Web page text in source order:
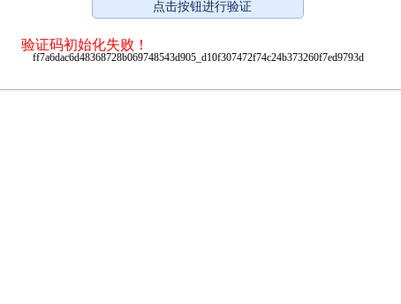
验证码初始化失败！
ff7a6dac6d48368728b069748543d905_d10f307472f74c24b373260f7ed9793d